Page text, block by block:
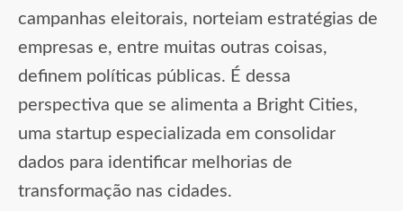
campanhas eleitorais, norteiam estratégias de
empresas e, entre muitas outras coisas,
definem políticas públicas. É dessa
perspectiva que se alimenta a Bright Cities,
uma startup especializada em consolidar
dados para identificar melhorias de
transformação nas cidades.